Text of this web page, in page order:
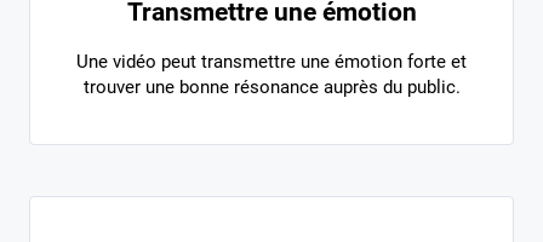
Transmettre une émotion
Une vidéo peut transmettre une émotion forte et
trouver une bonne résonance auprès du public.